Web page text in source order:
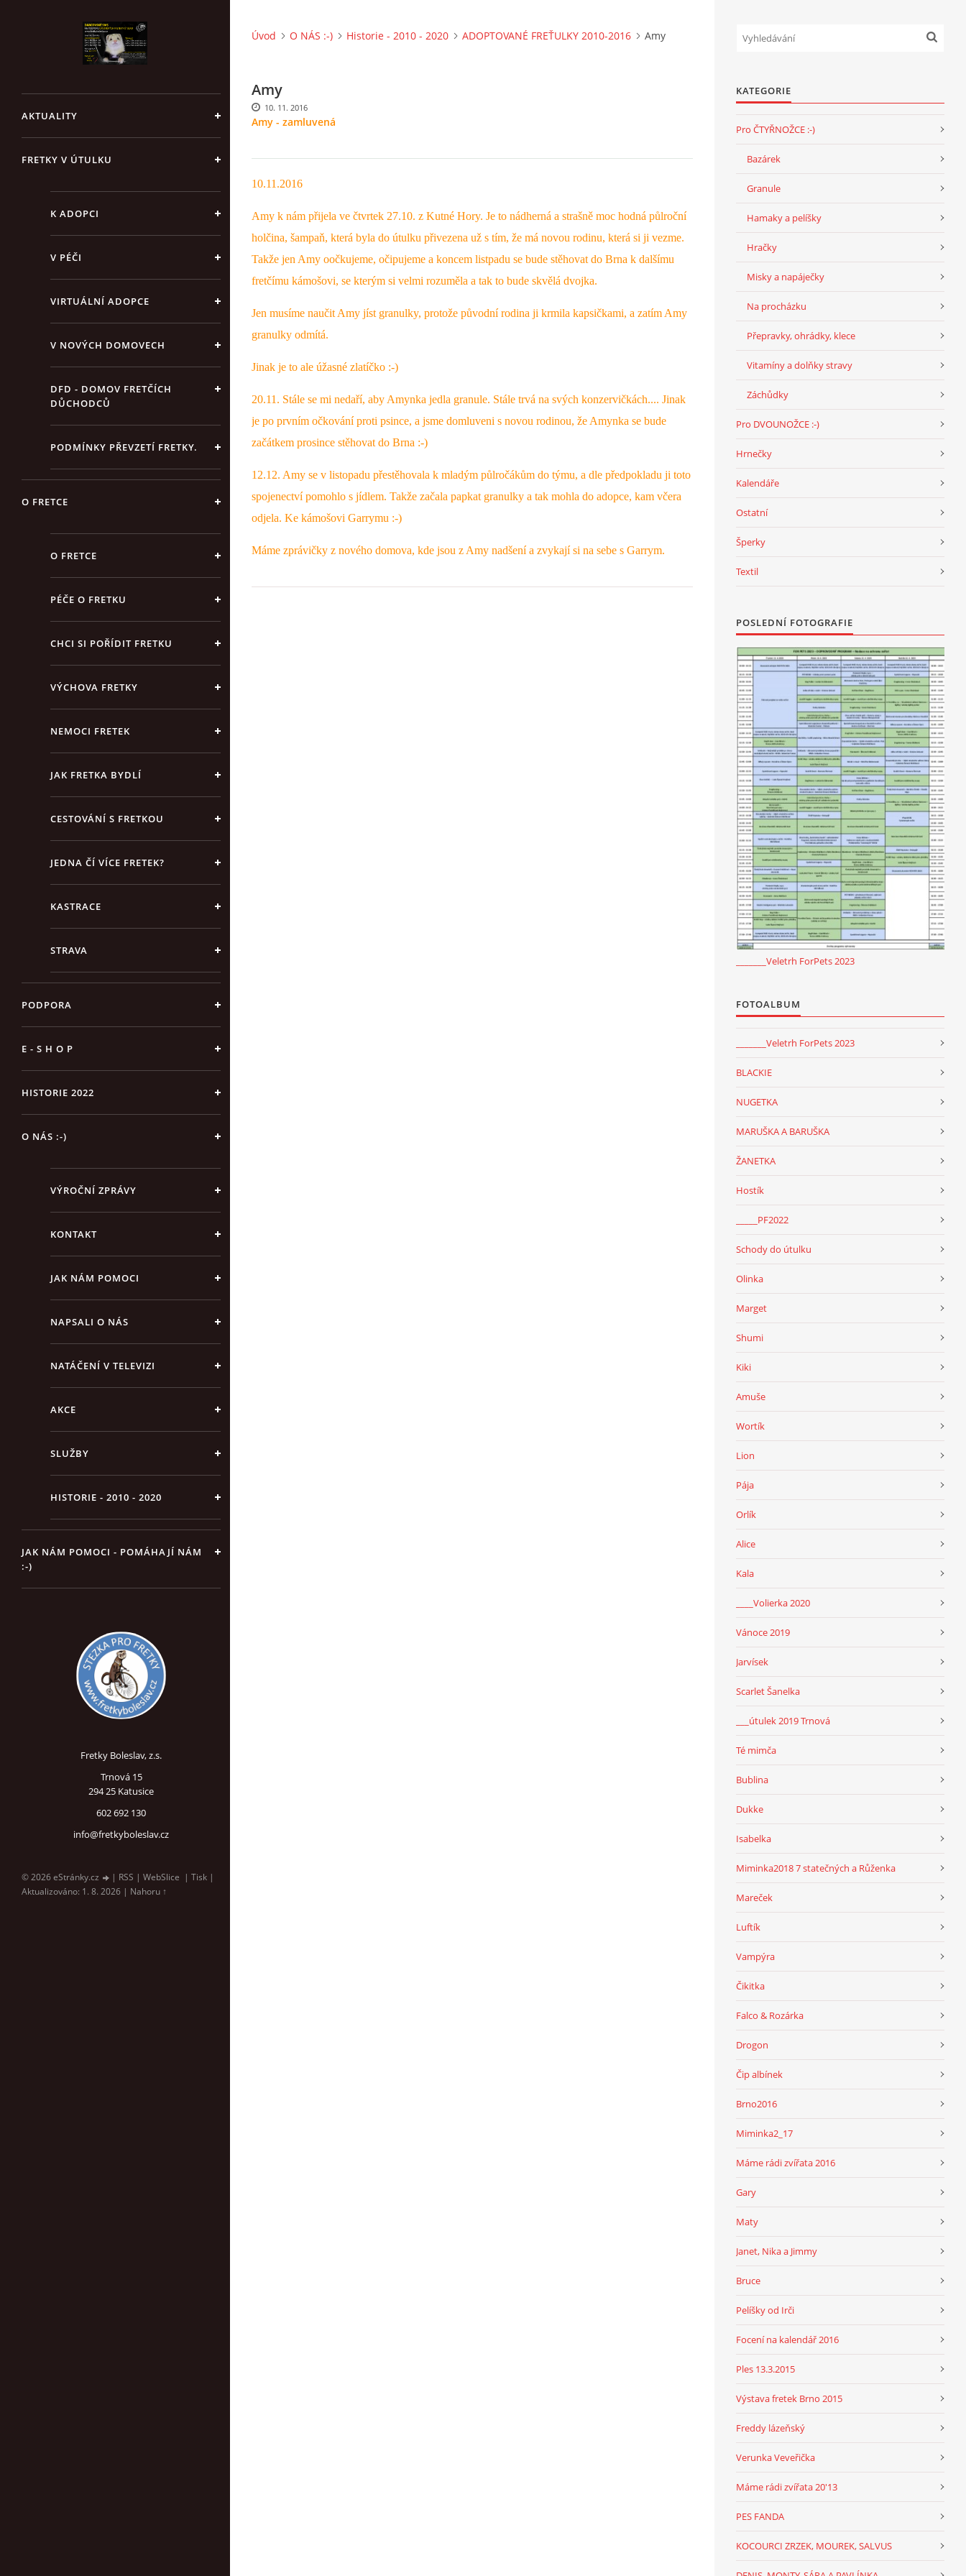
AKTUALITY
FRETKY V ÚTULKU
K ADOPCI
V PÉČI
VIRTUÁLNÍ ADOPCE
V NOVÝCH DOMOVECH
DFD - DOMOV FRETČÍCH
DŮCHODCŮ
PODMÍNKY PŘEVZETÍ FRETKY.
O FRETCE
O FRETCE
PÉČE O FRETKU
CHCI SI POŘÍDIT FRETKU
VÝCHOVA FRETKY
NEMOCI FRETEK
JAK FRETKA BYDLÍ
CESTOVÁNÍ S FRETKOU
JEDNA ČÍ VÍCE FRETEK?
KASTRACE
STRAVA
PODPORA
E - S H O P
HISTORIE 2022
O NÁS :-)
VÝROČNÍ ZPRÁVY
KONTAKT
JAK NÁM POMOCI
NAPSALI O NÁS
NATÁČENÍ V TELEVIZI
AKCE
SLUŽBY
HISTORIE - 2010 - 2020
JAK NÁM POMOCI - POMÁHAJÍ NÁM
:-)
Fretky Boleslav, z.s.
Trnová 15
294 25 Katusice
602 692 130
info@fretkyboleslav.cz
© 2026 eStránky.cz | RSS | WebSlice | Tisk |
Aktualizováno: 1. 8. 2026 | Nahoru ↑
Úvod O NÁS :-) Historie - 2010 - 2020 ADOPTOVANÉ FREŤULKY 2010-2016 Amy
Amy
Amy - zamluvená
10. 11. 2016
10.11.2016
Amy k nám přijela ve čtvrtek 27.10. z Kutné Hory. Je to nádherná a strašně moc hodná půlroční
holčina, šampaň, která byla do útulku přivezena už s tím, že má novou rodinu, která si ji vezme.
Takže jen Amy oočkujeme, očipujeme a koncem listpadu se bude stěhovat do Brna k dalšímu
fretčímu kámošovi, se kterým si velmi rozuměla a tak to bude skvělá dvojka.
Jen musíme naučit Amy jíst granulky, protože původní rodina ji krmila kapsičkami, a zatím Amy
granulky odmítá.
Jinak je to ale úžasné zlatíčko :-)
20.11. Stále se mi nedaří, aby Amynka jedla granule. Stále trvá na svých konzervičkách.... Jinak
je po prvním očkování proti psince, a jsme domluveni s novou rodinou, že Amynka se bude
začátkem prosince stěhovat do Brna :-)
12.12. Amy se v listopadu přestěhovala k mladým půlročákům do týmu, a dle předpokladu ji toto
spojenectví pomohlo s jídlem. Takže začala papkat granulky a tak mohla do adopce, kam včera
odjela. Ke kámošovi Garrymu :-)
Máme zprávičky z nového domova, kde jsou z Amy nadšení a zvykají si na sebe s Garrym.
KATEGORIE
Pro ČTYŘNOŽCE :-)
Bazárek
Granule
Hamaky a pelíšky
Hračky
Misky a napáječky
Na procházku
Přepravky, ohrádky, klece
Vitamíny a dolňky stravy
Záchůdky
Pro DVOUNOŽCE :-)
Hrnečky
Kalendáře
Ostatní
Šperky
Textil
POSLEDNÍ FOTOGRAFIE
_______Veletrh ForPets 2023
FOTOALBUM
_______Veletrh ForPets 2023
BLACKIE
NUGETKA
MARUŠKA A BARUŠKA
ŽANETKA
Hostík
_____PF2022
Schody do útulku
Olinka
Marget
Shumi
Kiki
Amuše
Wortík
Lion
Pája
Orlík
Alice
Kala
____Volierka 2020
Vánoce 2019
Jarvísek
Scarlet Šanelka
___útulek 2019 Trnová
Té mimča
Bublina
Dukke
Isabelka
Miminka2018 7 statečných a Růženka
Mareček
Luftík
Vampýra
Čikitka
Falco & Rozárka
Drogon
Čip albínek
Brno2016
Miminka2_17
Máme rádi zvířata 2016
Gary
Maty
Janet, Nika a Jimmy
Bruce
Pelíšky od Irči
Focení na kalendář 2016
Ples 13.3.2015
Výstava fretek Brno 2015
Freddy lázeňský
Verunka Veveřička
Máme rádi zvířata 20'13
PES FANDA
KOCOURCI ZRZEK, MOUREK, SALVUS